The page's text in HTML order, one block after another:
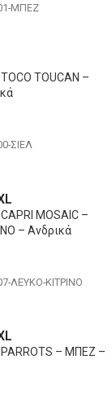
ΜΠΕΖ
TOUCAN –
ΣΙΕΛ
MOSAIC –
– Ανδρικά
ΛΕΥΚΟ-ΚΙΤΡΙΝΟ
– ΜΠΕΖ –